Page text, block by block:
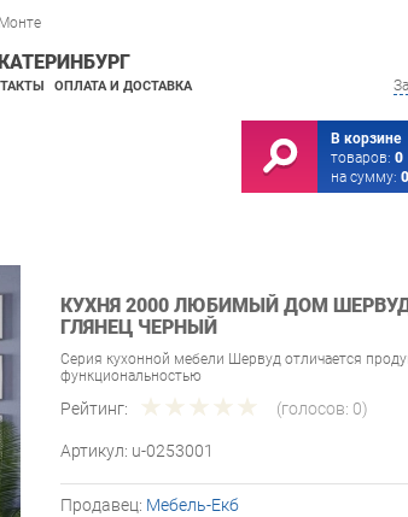
ОПЛАТА И ДОСТАВКА
В корзине
товаров: 0
на сумму: 0
КУХНЯ 2000 ЛЮБИМЫЙ ДОМ
ГЛЯНЕЦ ЧЕРНЫЙ
Серия кухонной мебели Шервуд отличается
функциональностью
Рейтинг: (голосов: 0)
Артикул: u-0253001
Продавец: Мебель-Екб